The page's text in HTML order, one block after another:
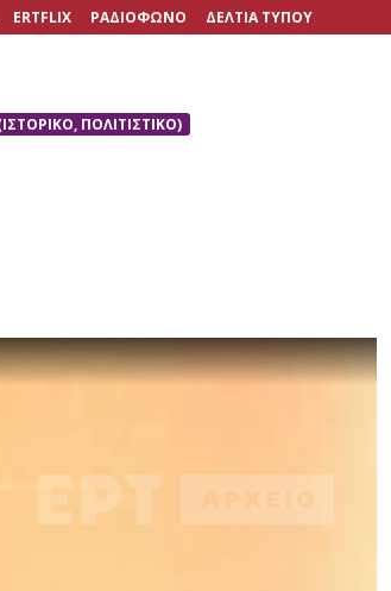
ERTFLIX ΡΑΔΙΟΦΩΝΟ ΔΕΛΤΙΑ ΤΥΠΟΥ
ΠΟΛΙΤΙΣΤΙΚΟ)